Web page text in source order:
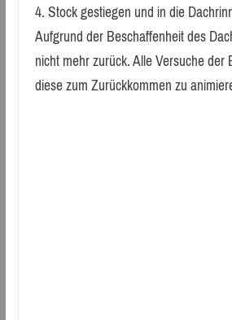
4. Stock gestiegen und in die
Aufgrund der Beschaffenheit des
nicht mehr zurück. Alle Versuche
diese zum Zurückkommen zu